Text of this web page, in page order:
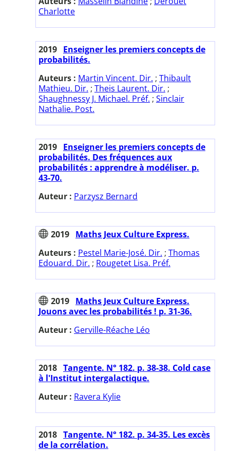
Charlotte
2019 Enseigner les premiers concepts de
probabilités.
Auteurs : Martin Vincent. Dir. ; Thibault
Mathieu. Dir. ; Theis Laurent. Dir. ;
Shaughnessy J. Michael. Préf. ; Sinclair
Nathalie. Post.
2019 Enseigner les premiers concepts de
probabilités. Des fréquences aux
probabilités : apprendre à modéliser. p.
43-70.
Auteur : Parzysz Bernard
2019 Maths Jeux Culture Express.
Auteurs : Pestel Marie-José. Dir. ; Thomas
Edouard. Dir. ; Rougetet Lisa. Préf.
2019 Maths Jeux Culture Express.
Jouons avec les probabilités ! p. 31-36.
Auteur : Gerville-Réache Léo
2018 Tangente. N° 182. p. 38-38. Cold case
à l'Institut intergalactique.
Auteur : Ravera Kylie
2018 Tangente. N° 182. p. 34-35. Les excès
de la corrélation.